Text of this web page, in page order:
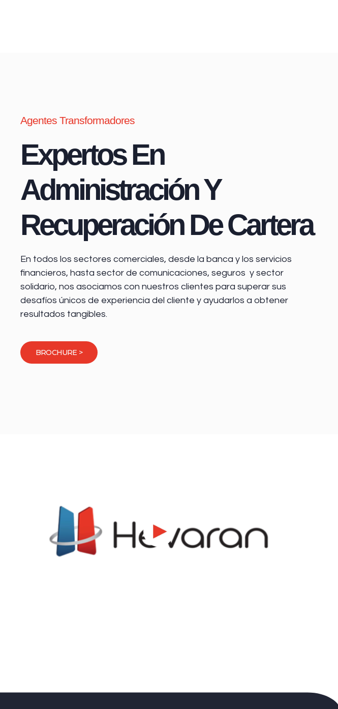
Agentes Transformadores
Expertos En
Administración Y
Recuperación De Cartera
En todos los sectores comerciales, desde la banca y los servicios
financieros, hasta sector de comunicaciones, seguros y sector
solidario, nos asociamos con nuestros clientes para superar sus
desafíos únicos de experiencia del cliente y ayudarlos a obtener
resultados tangibles.
BROCHURE >